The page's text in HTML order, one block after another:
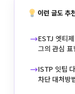
이런 글도 추
→ESTJ 엣티
그의 관심
→ISTP 잇팁
차단 대처방